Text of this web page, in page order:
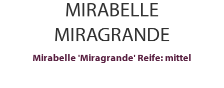
MIRABELLE
MIRAGRANDE
Mirabelle 'Miragrande' Reife: mittel